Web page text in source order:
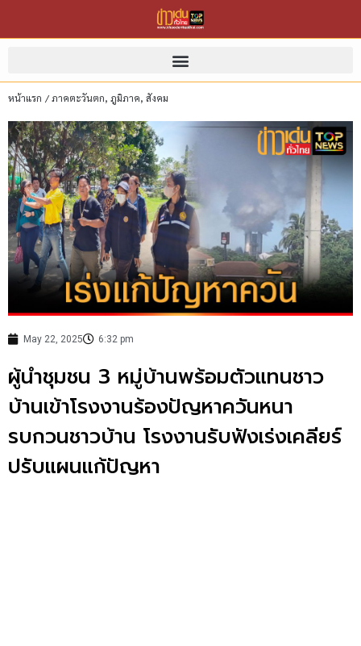
หน้าแรก /ภาคตะวันตก, ภูมิภาค, สังคม
May 22, 2025 6:32 pm
ผู้นำชุมชน 3 หมู่บ้านพร้อมตัวแทนชาว
บ้านเข้าโรงงานร้องปัญหาควันหนา
รบกวนชาวบ้าน โรงงานรับฟังเร่งเคลียร์
ปรับแผนแก้ปัญหา